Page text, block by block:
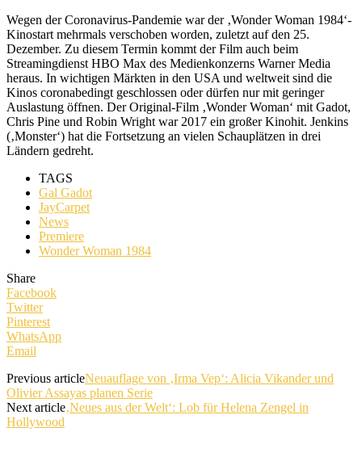
Wegen der Coronavirus-Pandemie war der ‚Wonder Woman 1984‘-
Kinostart mehrmals verschoben worden, zuletzt auf den 25.
Dezember. Zu diesem Termin kommt der Film auch beim
Streamingdienst HBO Max des Medienkonzerns Warner Media
heraus. In wichtigen Märkten in den USA und weltweit sind die
Kinos coronabedingt geschlossen oder dürfen nur mit geringer
Auslastung öffnen. Der Original-Film ‚Wonder Woman‘ mit Gadot,
Chris Pine und Robin Wright war 2017 ein großer Kinohit. Jenkins
(‚Monster‘) hat die Fortsetzung an vielen Schauplätzen in drei
Ländern gedreht.
TAGS
Gal Gadot
JayCarpet
News
Premiere
Wonder Woman 1984
Share
Facebook
Twitter
Pinterest
WhatsApp
Email
Previous articleNeuauflage von ‚Irma Vep‘: Alicia Vikander und
Olivier Assayas planen Serie
Next article‚Neues aus der Welt‘: Lob für Helena Zengel in
Hollywood